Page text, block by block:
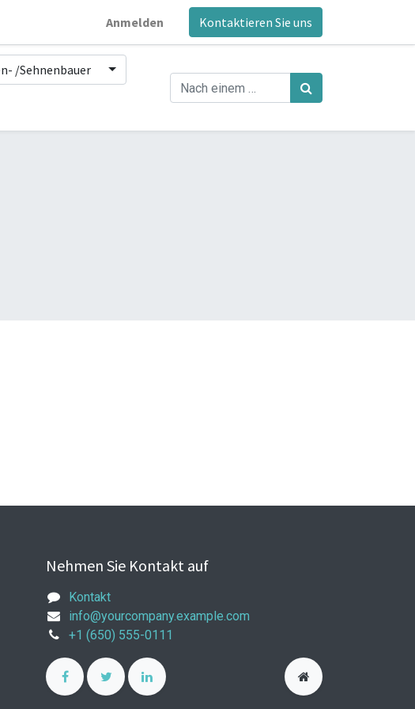
Anmelden Kontaktieren Sie uns
/Sehnenbauer
Nehmen Sie Kontakt auf
Kontakt
info@yourcompany.example.com
+1 (650) 555-0111